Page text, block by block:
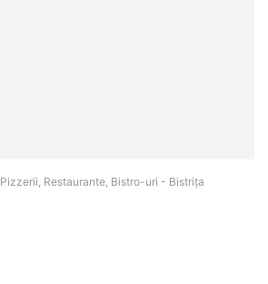
Pizzerii, Restaurante, Bistro-uri - Bistriţa